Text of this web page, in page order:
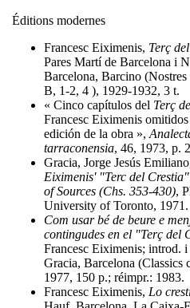
Éditions modernes
Francesc Eiximenis, Terç
Pares Martí de Barcelona i
Barcelona, Barcino (Nostres
B, 1-2, 4 ), 1929-1932, 3 t.
« Cinco capítulos del Terç
Francesc Eiximenis
edición de la obra »,
tarraconensia, 46, 1973, p.
Gracia, Jorge Jesús
Eiximenis' "Terc del
of Sources (Chs. 353-430),
University of Toronto, 1971.
Com usar bé de beure e
contingudes en el "Terç del
Francesc Eiximenis; introd. i
Gracia, Barcelona (Classics
1977, 150 p.; réimpr.: 1983.
Francesc Eiximenis, Lo